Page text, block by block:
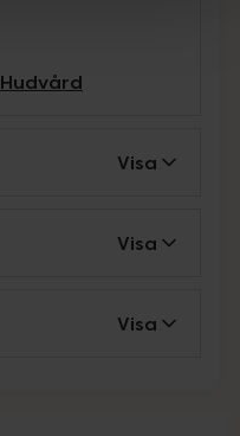
Hudvård
Visa
Visa
Visa